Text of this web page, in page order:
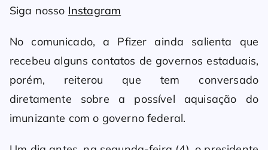
Siga nosso Instagram
No comunicado, a Pfizer ainda salienta que
recebeu alguns contatos de governos estaduais,
porém, reiterou que tem conversado
diretamente sobre a possível aquisação do
imunizante com o governo federal.